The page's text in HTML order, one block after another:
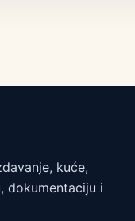
kuće,
dokumentaciju i